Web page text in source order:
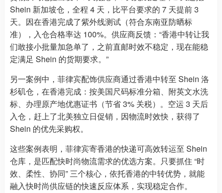
Shein 新加坡仓，全程 4 天，比平台要求的 7 天提前 3
天。因在香港完成了紫外线测试（符合东南亚防晒标
准），入仓合格率达 100%。供应商反馈：“香港中转让我
们敢接小批量加急单了，之前直邮时效不稳定，现在能稳
定满足 Shein 的货期要求。”
另一案例中，菲律宾配饰供应商通过香港中转至 Shein 洛
杉矶仓，在香港完成：按美国尺码标准分箱、附英文水洗
标、办理原产地优惠证书（节省 3% 关税）。空运 3 天后
入仓，赶上了北美独立日促销，因物流时效快，获得了
Shein 的优先采购权。
这些案例表明，菲律宾寄香港的快递可高效转运至 Shein
仓库，是匹配快时尚物流需求的优选方案。只要抓住 “时
效、柔性、协同” 三个核心，依托香港的中转优势，就能
融入快时尚供应链的快速反应体系，实现稳定合作。